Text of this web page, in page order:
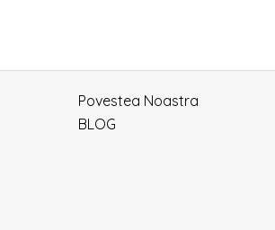
Povestea Noastra
BLOG